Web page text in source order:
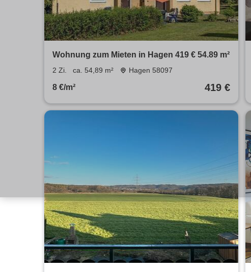
Wohnung zum Mieten in Hagen 419 € 54.89 m²
2 Zi. ca. 54,89 m² Hagen 58097
8 €/m² 419 €